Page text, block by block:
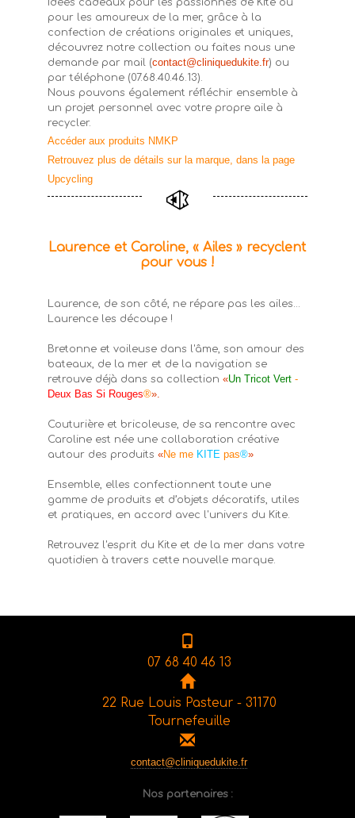
Idées cadeaux pour les passionnés de Kite ou
pour les amoureux de la mer, grâce à la
confection de créations originales et uniques,
découvrez notre collection ou faites nous une
demande par mail (contact@cliniquedukite.fr) ou
par téléphone (07.68.40.46.13).
Nous pouvons également réfléchir ensemble à
un projet personnel avec votre propre aile à
recycler.
Accéder aux produits NMKP
Retrouvez plus de détails sur la marque, dans la page
Upcycling
Laurence et Caroline, « Ailes » recyclent
pour vous !
Laurence, de son côté, ne répare pas les ailes...
Laurence les découpe !
Bretonne et voileuse dans l'âme, son amour des
bateaux, de la mer et de la navigation se
retrouve déjà dans sa collection «Un Tricot Vert -
Deux Bas Si Rouges®».
Couturière et bricoleuse, de sa rencontre avec
Caroline est née une collaboration créative
autour des produits «Ne me KITE pas®»
Ensemble, elles confectionnent toute une
gamme de produits et d’objets décoratifs, utiles
et pratiques, en accord avec l'univers du Kite.
Retrouvez l'esprit du Kite et de la mer dans votre
quotidien à travers cette nouvelle marque.
07 68 40 46 13
22 Rue Louis Pasteur - 31170
Tournefeuille
contact@cliniquedukite.fr
Nos partenaires :